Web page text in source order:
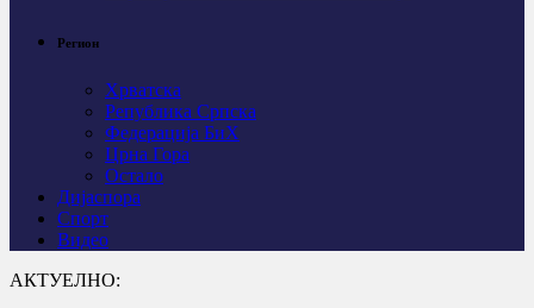
Регион
Хрватска
Република Српска
Федерација БиХ
Црна Гора
Остало
Дијаспора
Спорт
Видео
АКТУЕЛНО: